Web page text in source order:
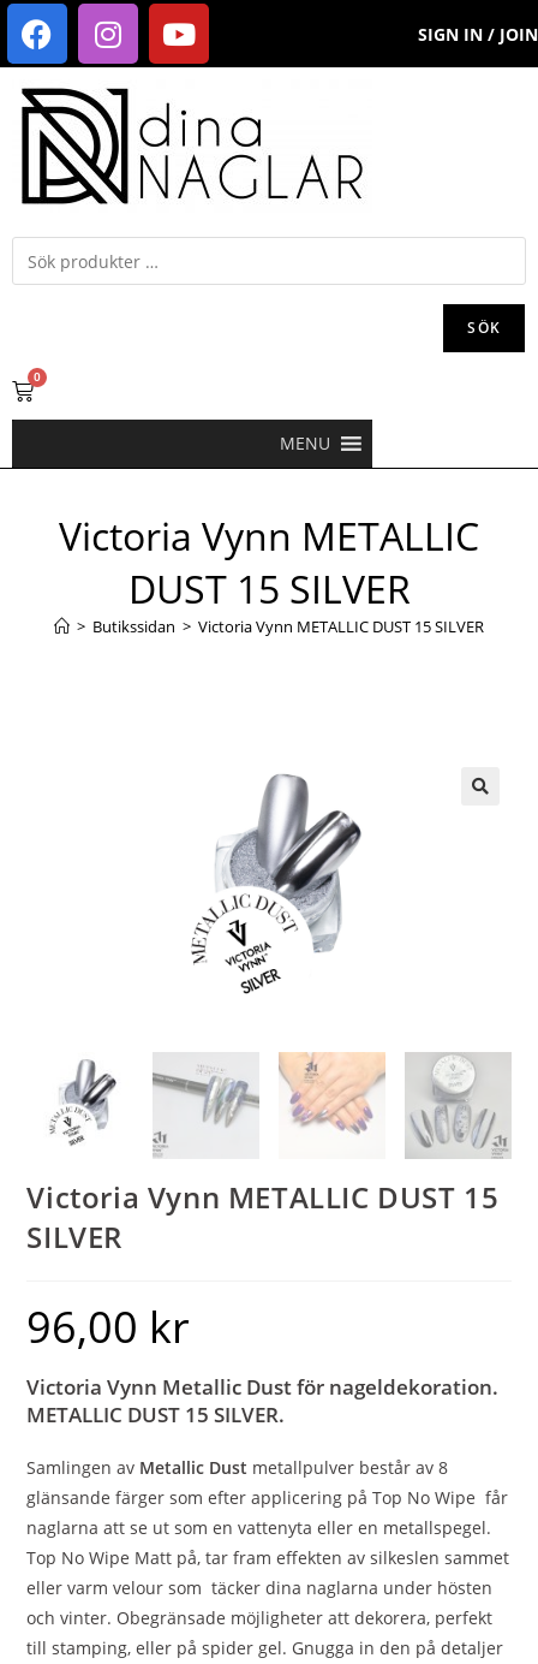
SIGN IN / JOIN
SÖK
0
MENU
Victoria Vynn METALLIC
DUST 15 SILVER
> Butikssidan > Victoria Vynn METALLIC DUST 15 SILVER
Victoria Vynn METALLIC DUST 15
SILVER
96,00 kr
Victoria Vynn Metallic Dust för nageldekoration.
METALLIC DUST 15 SILVER.
Samlingen av Metallic Dust metallpulver består av 8
glänsande färger som efter applicering på Top No Wipe får
naglarna att se ut som en vattenyta eller en metallspegel.
Top No Wipe Matt på, tar fram effekten av silkeslen sammet
eller varm velour som täcker dina naglarna under hösten
och vinter. Obegränsade möjligheter att dekorera, perfekt
till stamping, eller på spider gel. Gnugga in den på detaljer